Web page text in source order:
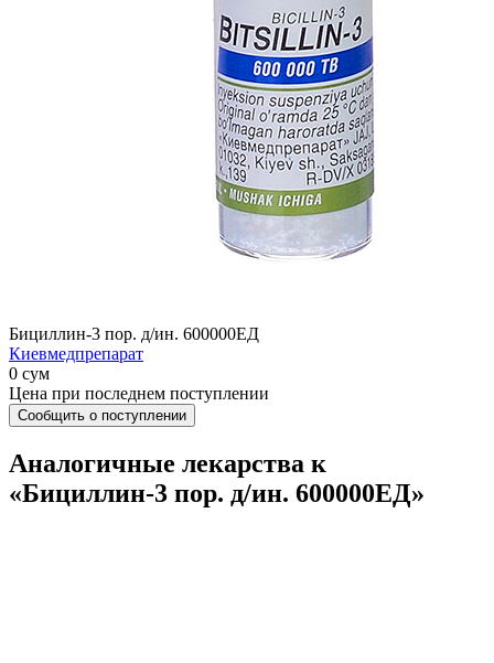
Бициллин-3 пор. д/ин. 600000ЕД
Киевмедпрепарат
0 сум
Цена при последнем поступлении
Сообщить о поступлении
Аналогичные лекарства к
«Бициллин-3 пор. д/ин. 600000ЕД»